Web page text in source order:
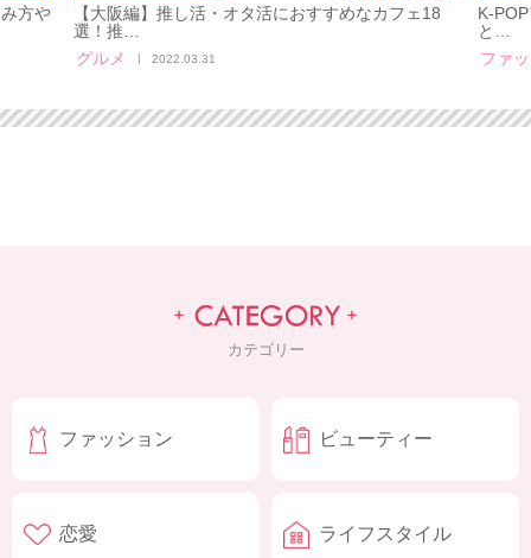
方や
【大阪編】推し活・オタ活におすすめなカフェ18
選！推…
グルメ
2022.03.31
K-
と…
ファ
カテゴリー
ファッション ビューティー
恋愛 ライフスタイル